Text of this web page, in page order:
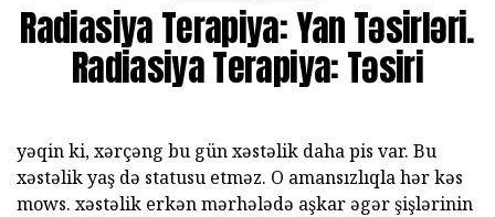
Radiasiya Terapiya: Yan Təsirləri.
Radiasiya Terapiya: Təsiri
yəqin ki, xərçəng bu gün xəstəlik daha pis var. Bu
xəstəlik yaş də statusu etməz. O amansızlıqla hər kəs
mows. xəstəlik erkən mərhələdə aşkar əgər şişlərinin